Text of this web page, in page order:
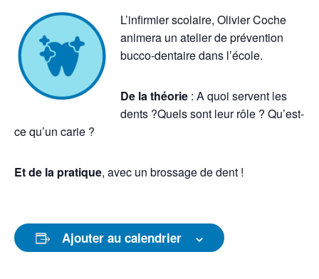
L’infirmier scolaire, Olivier Coche
animera un atelier de prévention
bucco-dentaire dans l’école.
De la théorie : A quoi servent les
dents ?Quels sont leur rôle ? Qu’est-
ce qu’un carie ?
Et de la pratique, avec un brossage de dent !
Ajouter au calendrier